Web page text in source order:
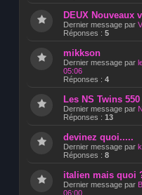
DEUX Nouveaux
Dernier message par
Réponses : 5
mikkson
Dernier message par
05:06
Réponses : 4
Les NS Twins
Dernier message par
Réponses : 13
devinez quoi.....
Dernier message par
Réponses : 8
italien mais quoi
Dernier message par
06:00